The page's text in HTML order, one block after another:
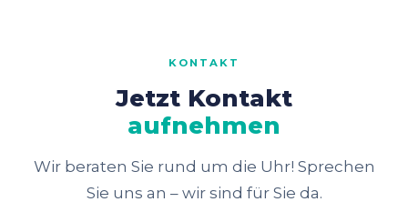
KONTAKT
Jetzt Kontakt
aufnehmen
Wir beraten Sie rund um die Uhr! Sprechen
Sie uns an – wir sind für Sie da.